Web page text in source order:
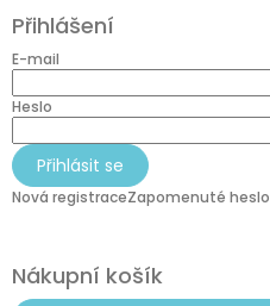
p
a
Přihlášení
E-mail
Heslo
Přihlásit se
Nová registraceZapomenuté heslo
Nákupní košík